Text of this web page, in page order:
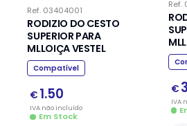
Ref. 03404001
RODIZIO DO CESTO
SUPERIOR PARA
MLLOIÇA VESTEL
Compatível
€ 1.50
IVA nãoincluído
Em Stock
Ref.
€
IVA